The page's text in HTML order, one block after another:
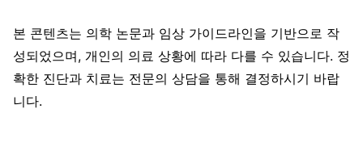
본 콘텐츠는 의학 논문과 임상 가이드라인을 기반으로 작
성되었으며, 개인의 의료 상황에 따라 다를 수 있습니다. 정
확한 진단과 치료는 전문의 상담을 통해 결정하시기 바랍
니다.